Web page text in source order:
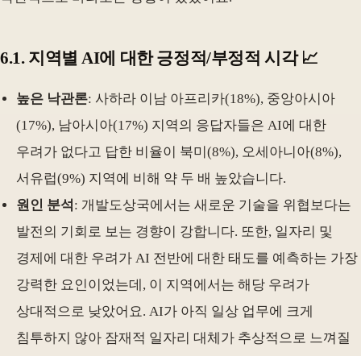
6.1. 지역별 AI에 대한 긍정적/부정적 시각 📈
높은 낙관론: 사하라 이남 아프리카(18%), 중앙아시아
(17%), 남아시아(17%) 지역의 응답자들은 AI에 대한
우려가 없다고 답한 비율이 북미(8%), 오세아니아(8%),
서유럽(9%) 지역에 비해 약 두 배 높았습니다.
원인 분석 : 개발도상국에서는 새로운 기술을 위협보다는
발전의 기회로 보는 경향이 강합니다. 또한, 일자리 및
경제에 대한 우려가 AI 전반에 대한 태도를 예측하는 가장
강력한 요인이었는데, 이 지역에서는 해당 우려가
상대적으로 낮았어요. AI가 아직 일상 업무에 크게
침투하지 않아 잠재적 일자리 대체가 추상적으로 느껴질